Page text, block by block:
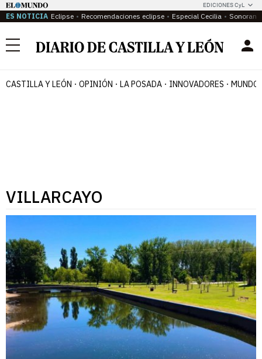
EDICIONES CyL
ES NOTICIA Eclipse Recomendaciones eclipse Especial Cecilia
Menú
CASTILLA Y LEÓN OPINIÓN LA POSADA INNOVADORES MUNDO
VILLARCAYO